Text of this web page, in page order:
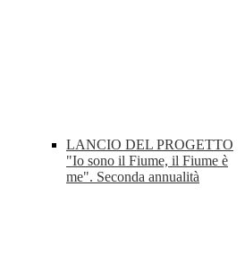
LANCIO DEL PROGETTO
"Io sono il Fiume, il Fiume è
me". Seconda annualità